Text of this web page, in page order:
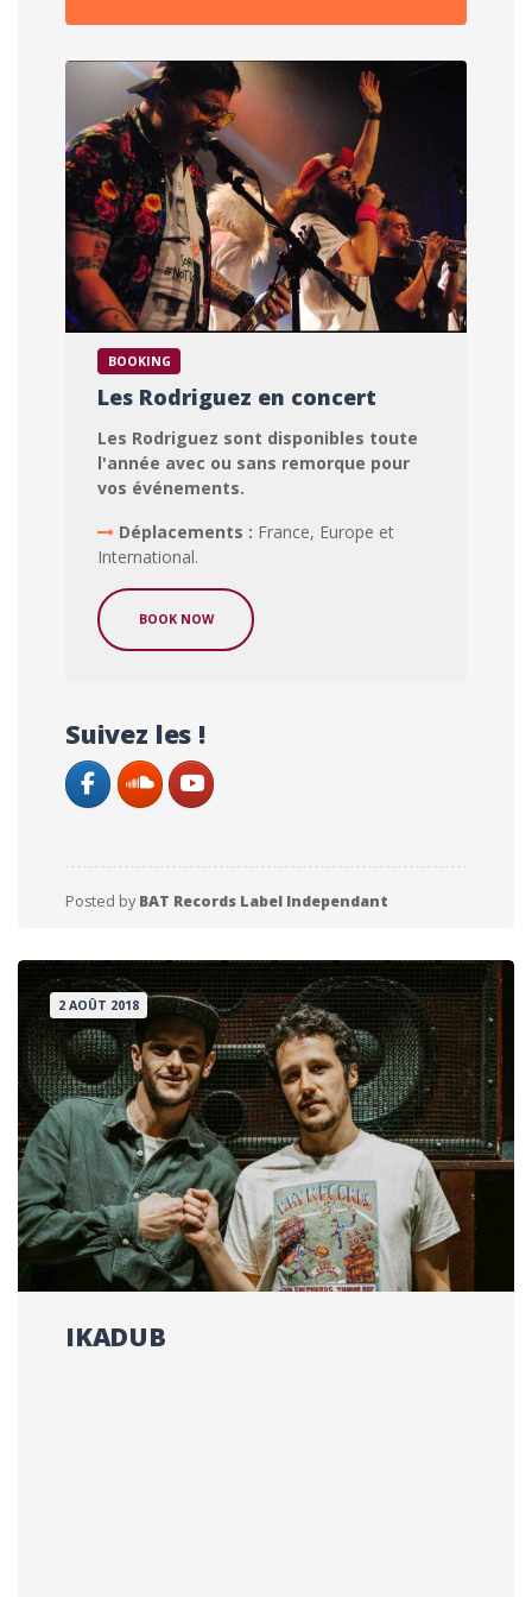
BOOKING
Les Rodriguez en concert
Les Rodriguez sont disponibles toute
l'année avec ou sans remorque pour
vos événements.
Déplacements : France, Europe et
International.
BOOK NOW
Suivez les !
Posted by BAT Records Label Independant
2 AOÛT 2018
IKADUB